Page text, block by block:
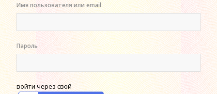
Имя пользователя или email
Пароль
войти через свой